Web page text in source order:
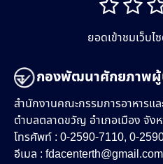
ยอดเข้าชมเว็บ
กองพัฒนาศักยภาพผู้
สำนักงานคณะกรรมการอาหารแ
ตำบลตลาดขวัญ อำเภอเมือง จั
โทรศัพท์ : 0-2590-7110, 0-
อีเมล : fdacenterth@gmail.com